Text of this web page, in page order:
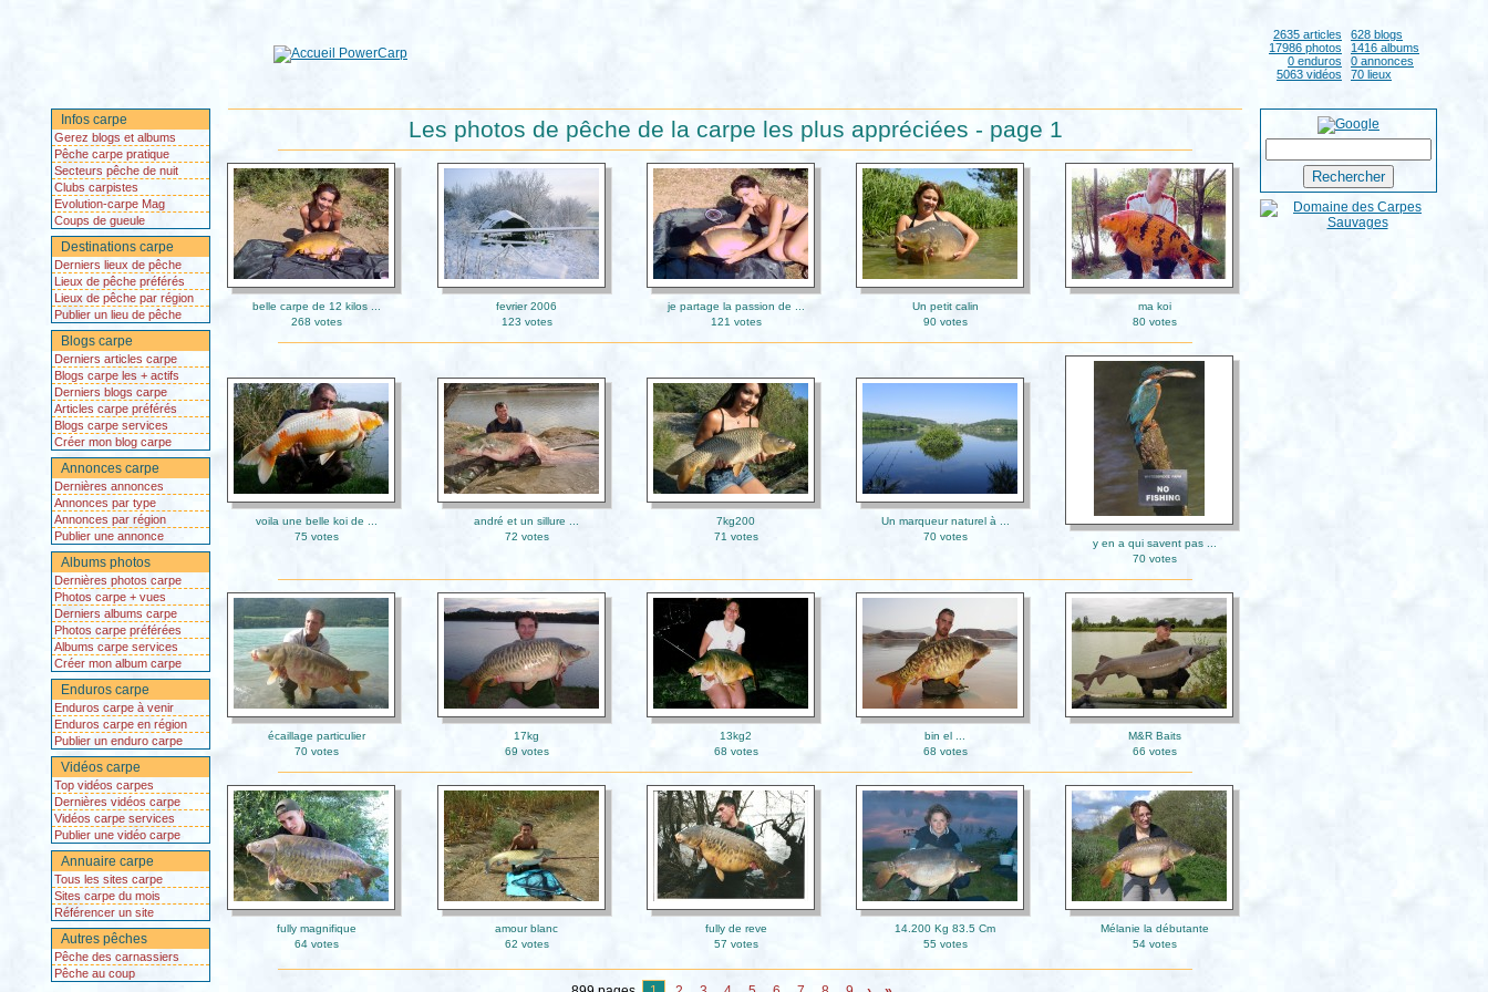
2635 articles
628 blogs
17986 photos
1416 albums
0 enduros
0 annonces
5063 vidéos
70 lieux
Infos carpe
Gerez blogs et albums
Pêche carpe pratique
Secteurs pêche de nuit
Clubs carpistes
Evolution-carpe Mag
Coups de gueule
Destinations carpe
Derniers lieux de pêche
Lieux de pêche préférés
Lieux de pêche par région
Publier un lieu de pêche
Blogs carpe
Derniers articles carpe
Blogs carpe les + actifs
Derniers blogs carpe
Articles carpe préférés
Blogs carpe services
Créer mon blog carpe
Annonces carpe
Dernières annonces
Annonces par type
Annonces par région
Publier une annonce
Albums photos
Dernières photos carpe
Photos carpe + vues
Derniers albums carpe
Photos carpe préférées
Albums carpe services
Créer mon album carpe
Enduros carpe
Enduros carpe à venir
Enduros carpe en région
Publier un enduro carpe
Vidéos carpe
Top vidéos carpes
Dernières vidéos carpe
Vidéos carpe services
Publier une vidéo carpe
Annuaire carpe
Tous les sites carpe
Sites carpe du mois
Référencer un site
Autres pêches
Pêche des carnassiers
Pêche au coup
Les photos de pêche de la carpe les plus appréciées - page 1
belle carpe de 12 kilos ...
268 votes
fevrier 2006
123 votes
je partage la passion de ...
121 votes
Un petit calin
90 votes
ma koi
80 votes
voila une belle koi de ...
75 votes
andré et un sillure ...
72 votes
7kg200
71 votes
Un marqueur naturel à ...
70 votes
y en a qui savent pas ...
70 votes
écaillage particulier
70 votes
17kg
69 votes
13kg2
68 votes
bin el ...
68 votes
M&R Baits
66 votes
fully magnifique
64 votes
amour blanc
62 votes
fully de reve
57 votes
14.200 Kg 83.5 Cm
55 votes
Mélanie la débutante
54 votes